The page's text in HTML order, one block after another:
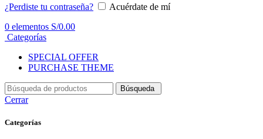
¿Perdiste tu contraseña?
Acuérdate de mí
0 elementos S/0.00
Categorías
SPECIAL OFFER
PURCHASE THEME
Búsqueda
Cerrar
Categorías